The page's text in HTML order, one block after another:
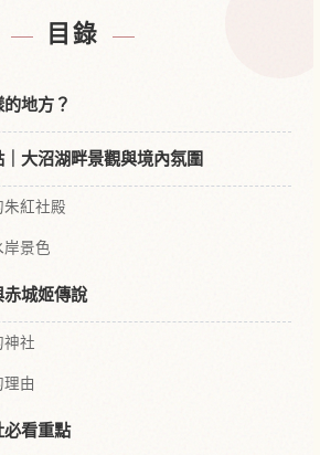
目錄
地方？
大沼湖畔景觀與境內氛圍
紅社殿
岸景色
城姬傳說
神社
由
看重點